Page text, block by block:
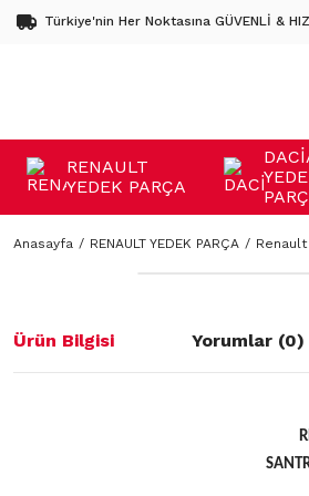
Türkiye'nin Her Noktasına GÜVENLİ &
RENAULT
YEDEK PARÇA
Anasayfa RENAULT YEDEK PARÇA
Ürün Bilgisi Yorumlar (0)